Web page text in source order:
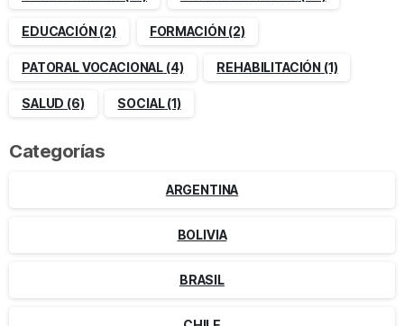
EDUCACIÓN(2) FORMACIÓN(2)
PATORAL VOCACIONAL (4) REHABILITACIÓN (1)
SALUD (6) SOCIAL(1)
Categorías
ARGENTINA
BOLIVIA
BRASIL